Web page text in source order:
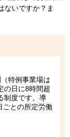
ないですか？ま
特例事業場は
の日に8時間超
制度です。導
ごとの所定労働